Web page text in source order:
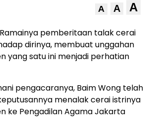
A A A
pemberitaan talak cerai
dirinya, membuat unggahan
yang satu ini menjadi perhatian
pengacaranya, Baim Wong telah
menalak cerai istrinya
ke Pengadilan Agama Jakarta